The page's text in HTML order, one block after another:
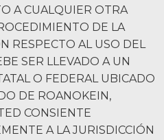
A CUALQUIER OTRA
DE LA
RESPECTO AL USO DEL
SER LLEVADO A UN
O FEDERAL UBICADO
DE ROANOKEIN,
CONSIENTE
A LA JURISDICCIÓN